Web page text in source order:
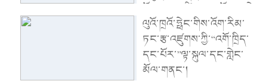
བཤད་གནང་།
སྐྱོང་དམ་འཛིན་ནན་པོ་བྱས་ཏེ་
ནུས་ཤུགས་ཡོད་རྒུས་ས་མཐོའི་
འདམ་ར་ལ་སྲུང་སྐྱོང་བྱེད་
དགོས་ཞེས་ནན་བཤད་གནང་།
ལུའོ་ཁྲའོ་ཧྥེང་གིས་འོག་རིམ་
ཏང་རྩ་འཛུགས་ཀྱི་“འགོ་ཁྲིད་
དང་པོར་”ལྟ་སྐུལ་དང་གླེང་
མོལ་གནང་།